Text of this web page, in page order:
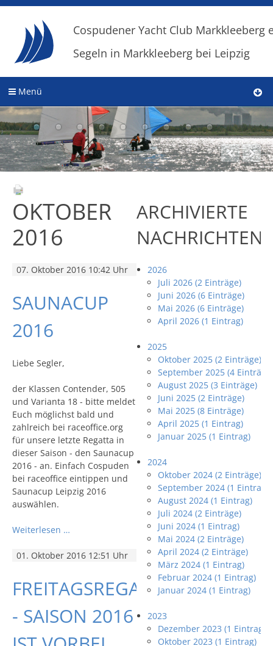
Cospudener Yacht Club Markkleeberg
Segeln in Markkleeberg bei Leipzig
Menü
OKTOBER
2016
07. Oktober 2016 10:42 Uhr
SAUNACUP
2016
Liebe Segler,
der Klassen Contender, 505
und Varianta 18 - bitte meldet
Euch möglichst bald und
zahlreich bei raceoffice.org
für unsere letzte Regatta in
dieser Saison - den Saunacup
2016 - an. Einfach Cospuden
bei raceoffice eintippen und
Saunacup Leipzig 2016
auswählen.
Weiterlesen …
01. Oktober 2016 12:51 Uhr
FREITAGSREGATTEN
- SAISON 2016
ARCHIVIERTE
NACHRICHTEN
2026
Juli 2026 (2 Einträge)
Juni 2026 (6 Einträge)
Mai 2026 (6 Einträge)
April 2026 (1 Eintrag)
2025
Oktober 2025 (2 Einträge)
September 2025 (4 Einträge)
August 2025 (3 Einträge)
Juni 2025 (2 Einträge)
Mai 2025 (8 Einträge)
April 2025 (1 Eintrag)
Januar 2025 (1 Eintrag)
2024
Oktober 2024 (2 Einträge)
September 2024 (1 Eintrag)
August 2024 (1 Eintrag)
Juli 2024 (2 Einträge)
Juni 2024 (1 Eintrag)
Mai 2024 (2 Einträge)
April 2024 (2 Einträge)
März 2024 (1 Eintrag)
Februar 2024 (1 Eintrag)
Januar 2024 (1 Eintrag)
2023
Dezember 2023 (1 Eintrag)
Oktober 2023 (1 Eintrag)